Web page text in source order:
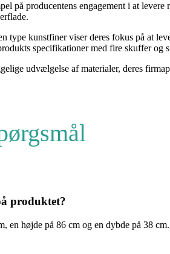
på producentens engagement i at
type kunstfiner viser deres fokus på at
specifikationer med fire skuffer og
udvælgelse af materialer, deres
produktet?
en højde på 86 cm og en dybde på 38